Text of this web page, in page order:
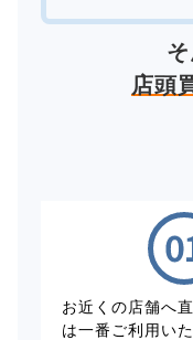
店頭
お近くの店舗へ
は一番ご利用い